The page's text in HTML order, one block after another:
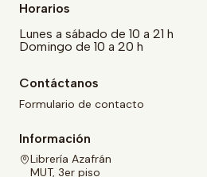
Horarios
Lunes a sábado de 10 a 21 h
Domingo de 10 a 20 h
Contáctanos
Formulario de contacto
Información
Librería Azafrán
MUT, 3er piso